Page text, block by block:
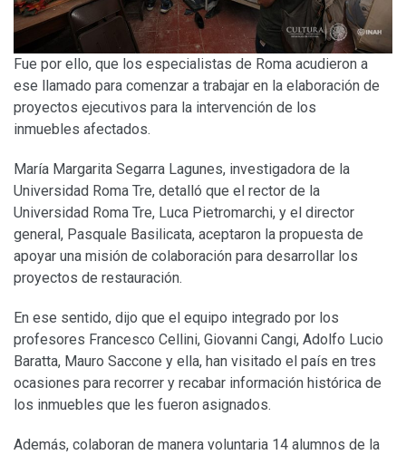
Fue por ello, que los especialistas de Roma acudieron a
ese llamado para comenzar a trabajar en la elaboración de
proyectos ejecutivos para la intervención de los
inmuebles afectados.
María Margarita Segarra Lagunes, investigadora de la
Universidad Roma Tre, detalló que el rector de la
Universidad Roma Tre, Luca Pietromarchi, y el director
general, Pasquale Basilicata, aceptaron la propuesta de
apoyar una misión de colaboración para desarrollar los
proyectos de restauración.
En ese sentido, dijo que el equipo integrado por los
profesores Francesco Cellini, Giovanni Cangi, Adolfo Lucio
Baratta, Mauro Saccone y ella, han visitado el país en tres
ocasiones para recorrer y recabar información histórica de
los inmuebles que les fueron asignados.
Además, colaboran de manera voluntaria 14 alumnos de la